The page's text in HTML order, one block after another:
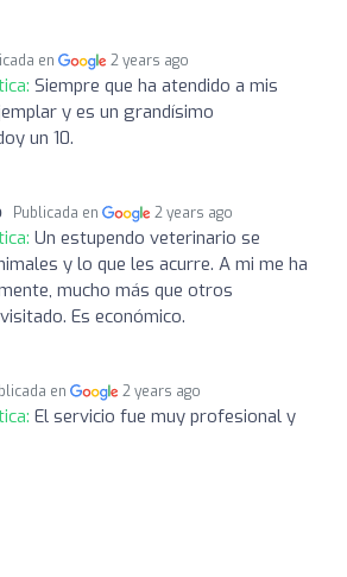
en 2 years ago
Siempre que ha atendido a mis
y es un grandísimo
un 10.
Publicada en 2 years ago
Un estupendo veterinario se
y lo que les acurre. A mi me ha
mucho más que otros
Es económico.
en 2 years ago
El servicio fue muy profesional y